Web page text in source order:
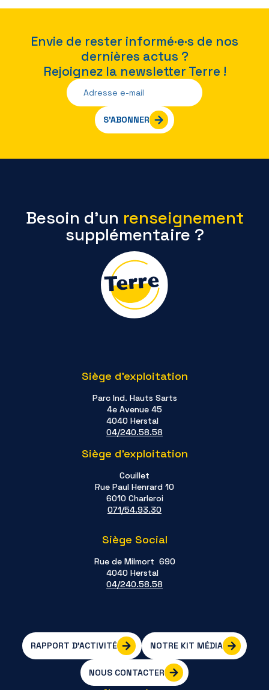
Envie de rester informé·e·s de nos
dernières actus ?
Rejoignez la newsletter Terre !
S’ABONNER
Besoin d’un renseignement
supplémentaire ?
Siège d'exploitation
Parc Ind. Hauts Sarts
4e Avenue 45
4040 Herstal
04/240.58.58
Siège d'exploitation
Couillet
Rue Paul Henrard 10
6010 Charleroi
071/54.93.30
Siège Social
Rue de Milmort 690
4040 Herstal
04/240.58.58
RAPPORT D'ACTIVITÉ NOTRE KIT MÉDIA
NOUS CONTACTER